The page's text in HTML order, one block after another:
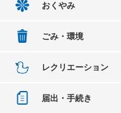
おくやみ
ごみ・環境
レクリエーション
届出・手続き